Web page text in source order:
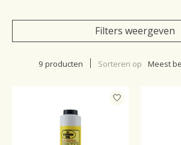
Filters weergeven
9 producten Sorteren op Meest